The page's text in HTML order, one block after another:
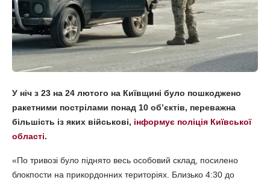
У ніч з 23 на 24 лютого на Київщині було пошкоджено
ракетними пострілами понад 10 об’єктів, переважна
більшість із яких військові, інформує поліція Київської
області.
«По тривозі було піднято весь особовий склад, посилено
блокпости на прикордонних територіях. Близько 4:30 до